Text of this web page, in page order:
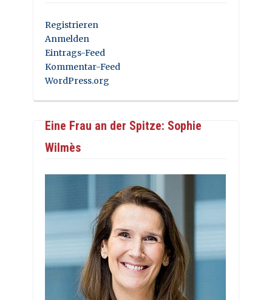
Registrieren
Anmelden
Eintrags-Feed
Kommentar-Feed
WordPress.org
Eine Frau an der Spitze: Sophie
Wilmès